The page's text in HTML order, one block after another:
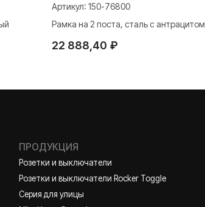
Артикул: 150-76800
Рамка на 2 поста, сталь с антрацитом
22 888,40 ₽
для улицы